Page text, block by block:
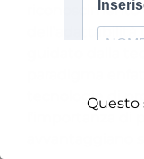
riconoscimento
tecnologie di
Questo